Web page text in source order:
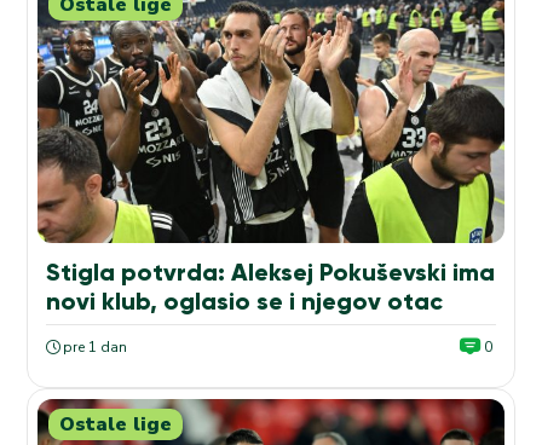
Stigla potvrda: Aleksej Pokuševski ima
novi klub, oglasio se i njegov otac
pre 1 dan 0
Ostale lige